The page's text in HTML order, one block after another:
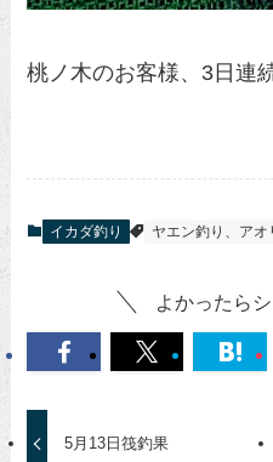
桃ノ木のお客様、3日連
イカダ釣り ヤエン釣り、アオ
よかったら
5月13日筏釣果